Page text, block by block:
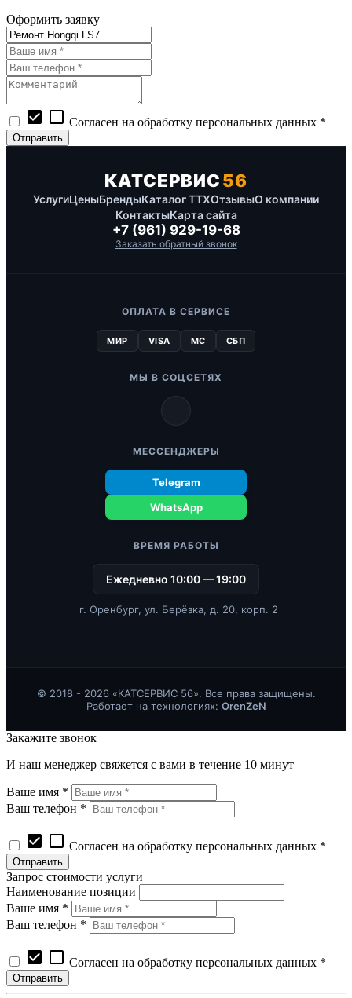
Оформить заявку
check_box check_box_outline_blank Согласен на обработку персональных данных *
КАТСЕРВИС56
УслугиЦеныБрендыКаталог ТТХОтзывыО компании
КонтактыКарта сайта
+7 (961) 929-19-68
Заказать обратный звонок
ОПЛАТА В СЕРВИСЕ
МИР VISA MC СБП
МЫ В СОЦСЕТЯХ
МЕССЕНДЖЕРЫ
Telegram
WhatsApp
ВРЕМЯ РАБОТЫ
Ежедневно 10:00 — 19:00
г. Оренбург, ул. Берёзка, д. 20, корп. 2
© 2018 - 2026 «КАТСЕРВИС 56». Все права защищены.
Работает на технологиях: OrenZeN
Закажите звонок
И наш менеджер свяжется с вами в течение 10 минут
Ваше имя *
Ваш телефон *
check_box check_box_outline_blank Согласен на обработку персональных данных *
Запрос стоимости услуги
Наименование позиции
Ваше имя *
Ваш телефон *
check_box check_box_outline_blank Согласен на обработку персональных данных *